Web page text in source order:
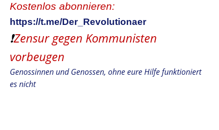
Kostenlos abonnieren:
https://t.me/Der_Revolutionaer
❗️Zensur gegen Kommunisten
vorbeugen
Genossinnen und Genossen, ohne eure Hilfe funktioniert
es nicht